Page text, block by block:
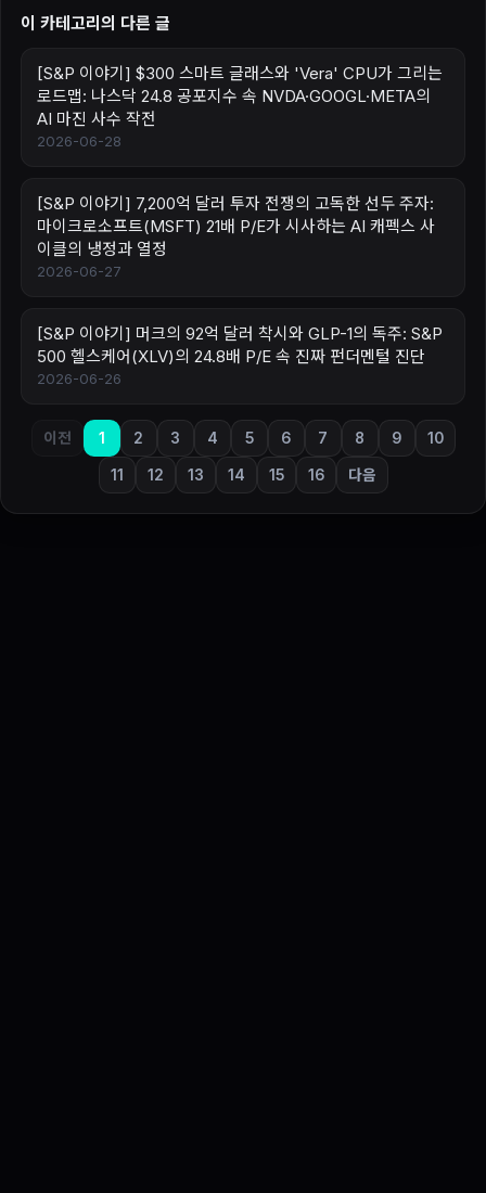
이 카테고리의 다른 글
[S&P 이야기] $300 스마트 글래스와 'Vera' CPU가 그리는
로드맵: 나스닥 24.8 공포지수 속 NVDA·GOOGL·META의
AI 마진 사수 작전
2026-06-28
[S&P 이야기] 7,200억 달러 투자 전쟁의 고독한 선두 주자:
마이크로소프트(MSFT) 21배 P/E가 시사하는 AI 캐펙스 사
이클의 냉정과 열정
2026-06-27
[S&P 이야기] 머크의 92억 달러 착시와 GLP-1의 독주: S&P
500 헬스케어(XLV)의 24.8배 P/E 속 진짜 펀더멘털 진단
2026-06-26
이전 1 2 3 4 5 6 7 8 9 10
11 12 13 14 15 16 다음